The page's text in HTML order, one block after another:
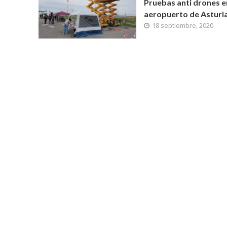
Pruebas anti drones
aeropuerto de
18 septiembre, 2020